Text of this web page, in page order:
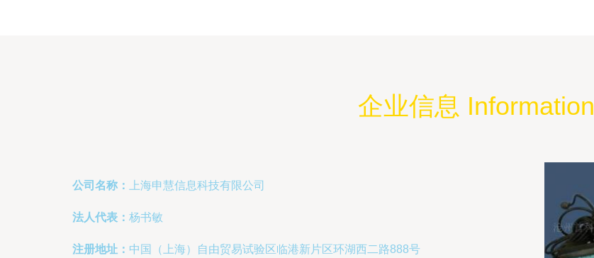
企业信息 Information
公司名称： 上海申慧信息科技有限公司
法人代表： 杨书敏
注册地址： 中国（上海）自由贸易试验区临港新片区环湖西二路888号